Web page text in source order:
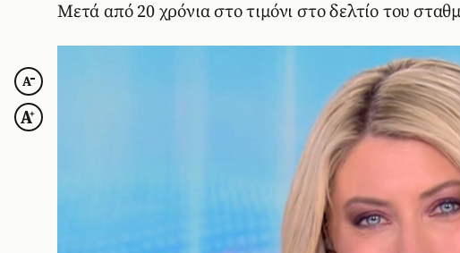
Mετά από 20 χρόνια στο τιμόνι στο δελτίο του